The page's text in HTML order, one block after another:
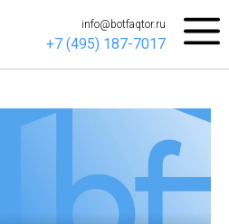
info@botfaqtor.ru
+7 (495) 187-7017